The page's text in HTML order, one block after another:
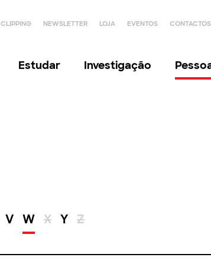
CLIPPING NEWSLETTER LOJA EVENTOS CONTACTOS
Estudar Investigação
V W X Y Z